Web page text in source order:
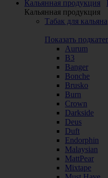
Кальянная продукция
Кальянная продукция
Табак для кальяна
Показать
Aurum
B3
Banger
Bonche
Brusko
Burn
Crown
Darkside
Deus
Duft
Endorphin
Malaysian
MattPear
Mixtape